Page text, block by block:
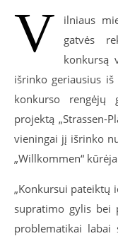
V
ilniaus
gatvės
konkursą
išrinko geriausius
konkurso rengėjų
projektą „Strassen-
vieningai jį išrinko
„Willkommen“
„Konkursui pateiktų
supratimo gylis bei
problematikai labai